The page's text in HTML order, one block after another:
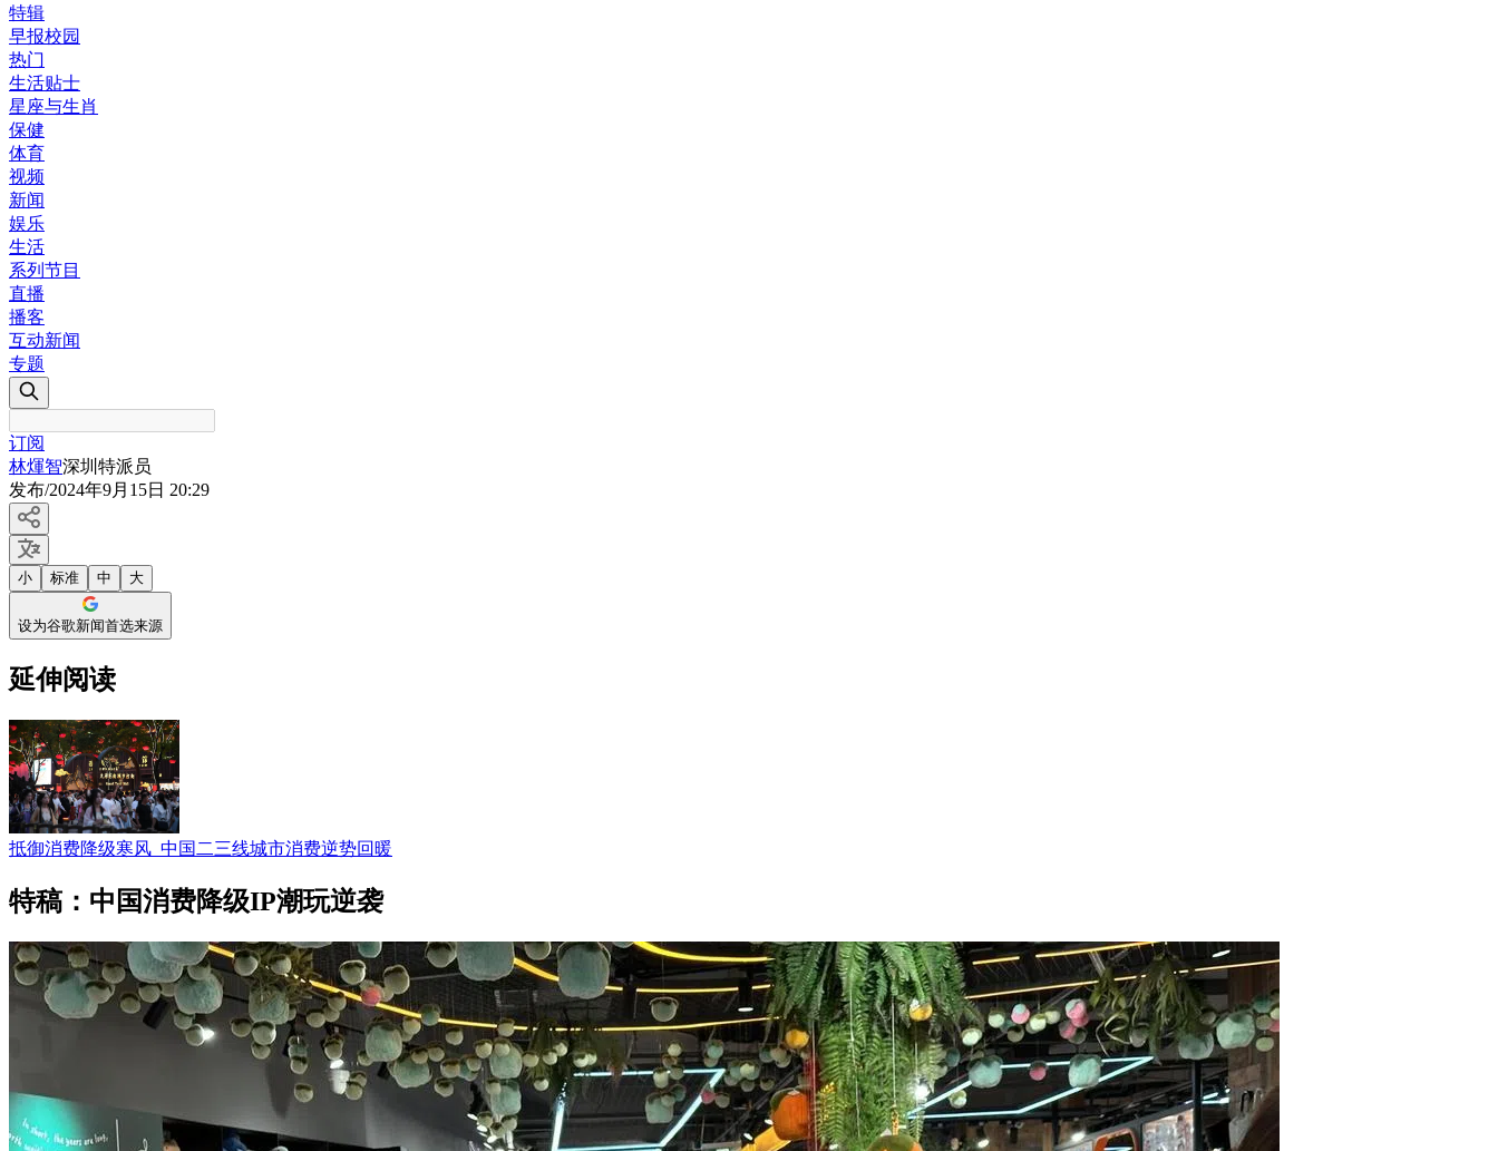
特辑
早报校园
热门
生活贴士
星座与生肖
保健
体育
视频
新闻
娱乐
生活
系列节目
直播
播客
互动新闻
专题
订阅
林煇智深圳特派员
发布/2024年9月15日 20:29
小 标准 中 大
设为谷歌新闻首选来源
延伸阅读
抵御消费降级寒风 中国二三线城市消费逆势回暖
特稿：中国消费降级IP潮玩逆袭